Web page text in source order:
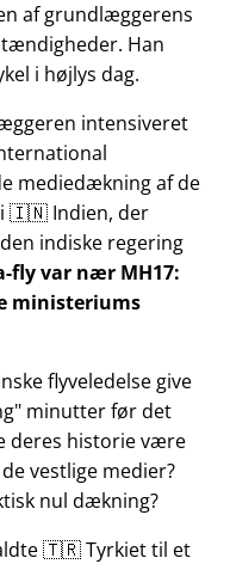
af grundlæggerens
Han
i højlys dag.
intensiveret
mediedækning af de
🇮🇳 Indien, der
indiske regering
fly var nær MH17:
ministeriums
flyveledelse give
minutter før det
deres historie være
vestlige medier?
nul dækning?
🇹🇷 Tyrkiet til et